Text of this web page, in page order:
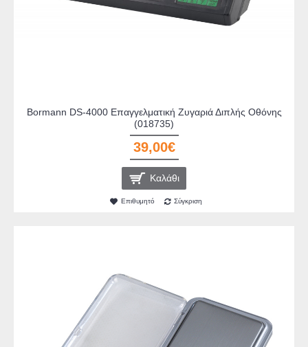
Bormann DS-4000 Επαγγελματική Ζυγαριά Διπλής Οθόνης
(018735)
39,00€
Καλάθι
Επιθυμητό Σύγκριση